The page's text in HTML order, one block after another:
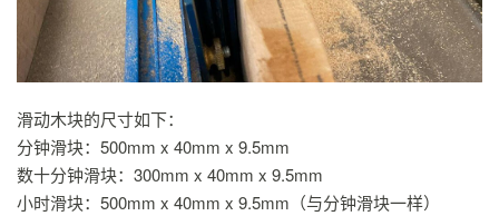
滑动木块的尺寸如下：
分钟滑块：500mm x 40mm x 9.5mm
数十分钟滑块：300mm x 40mm x 9.5mm
小时滑块：500mm x 40mm x 9.5mm（与分钟滑块一样）